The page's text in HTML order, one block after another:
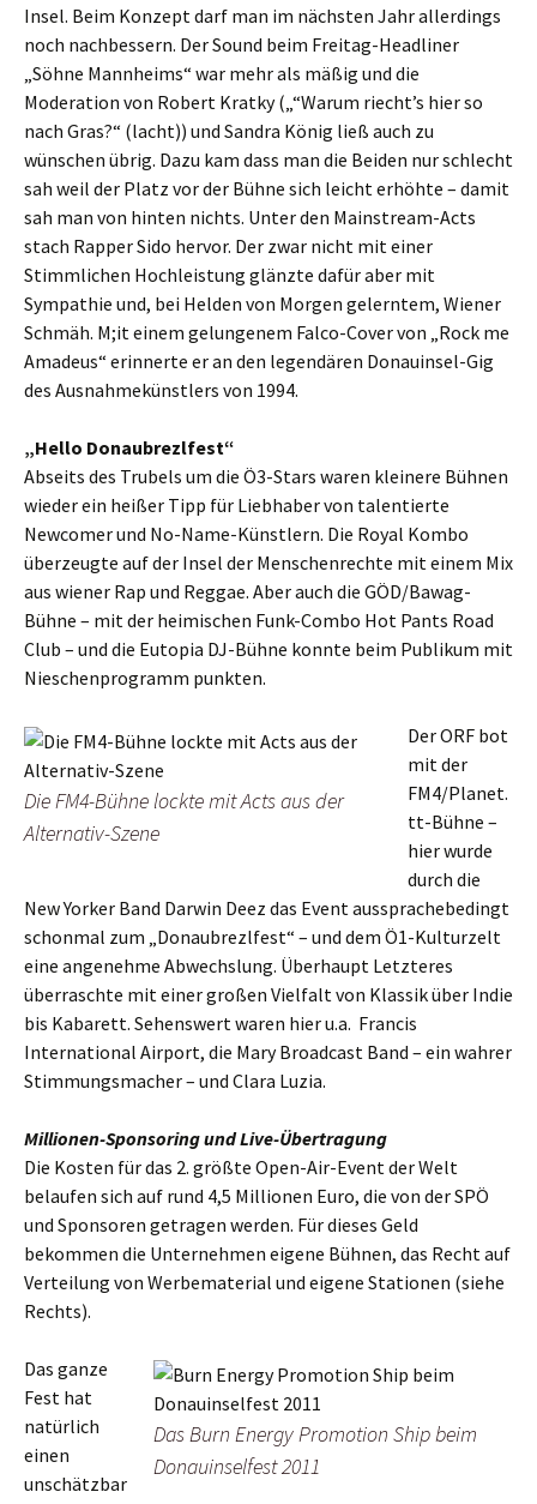
Insel. Beim Konzept darf man im nächsten Jahr allerdings
noch nachbessern. Der Sound beim Freitag-Headliner
„Söhne Mannheims“ war mehr als mäßig und die
Moderation von Robert Kratky („“Warum riecht’s hier so
nach Gras?“ (lacht)) und Sandra König ließ auch zu
wünschen übrig. Dazu kam dass man die Beiden nur schlecht
sah weil der Platz vor der Bühne sich leicht erhöhte – damit
sah man von hinten nichts. Unter den Mainstream-Acts
stach Rapper Sido hervor. Der zwar nicht mit einer
Stimmlichen Hochleistung glänzte dafür aber mit
Sympathie und, bei Helden von Morgen gelerntem, Wiener
Schmäh. M;it einem gelungenem Falco-Cover von „Rock me
Amadeus“ erinnerte er an den legendären Donauinsel-Gig
des Ausnahmekünstlers von 1994.
„Hello Donaubrezlfest“
Abseits des Trubels um die Ö3-Stars waren kleinere Bühnen
wieder ein heißer Tipp für Liebhaber von talentierte
Newcomer und No-Name-Künstlern. Die Royal Kombo
überzeugte auf der Insel der Menschenrechte mit einem Mix
aus wiener Rap und Reggae. Aber auch die GÖD/Bawag-
Bühne – mit der heimischen Funk-Combo Hot Pants Road
Club – und die Eutopia DJ-Bühne konnte beim Publikum mit
Nieschenprogramm punkten.
Die FM4-Bühne lockte mit Acts aus der
Alternativ-Szene
Der ORF bot
mit der
FM4/Planet.
tt-Bühne –
hier wurde
durch die
New Yorker Band Darwin Deez das Event aussprachebedingt
schonmal zum „Donaubrezlfest“ – und dem Ö1-Kulturzelt
eine angenehme Abwechslung. Überhaupt Letzteres
überraschte mit einer großen Vielfalt von Klassik über Indie
bis Kabarett. Sehenswert waren hier u.a. Francis
International Airport, die Mary Broadcast Band – ein wahrer
Stimmungsmacher – und Clara Luzia.
Millionen-Sponsoring und Live-Übertragung
Die Kosten für das 2. größte Open-Air-Event der Welt
belaufen sich auf rund 4,5 Millionen Euro, die von der SPÖ
und Sponsoren getragen werden. Für dieses Geld
bekommen die Unternehmen eigene Bühnen, das Recht auf
Verteilung von Werbematerial und eigene Stationen (siehe
Rechts).
Das Burn Energy Promotion Ship beim
Donauinselfest 2011
Das ganze
Fest hat
natürlich
einen
unschätzbar